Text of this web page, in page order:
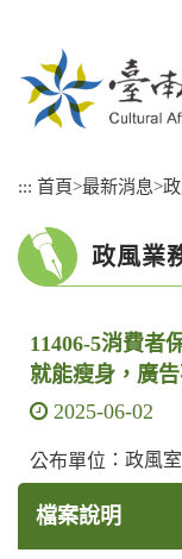
::: 首頁>最新消息>
政風業
11406-5消費者
就能瘦身，廣告
2025-06-02
公布單位 ：政風室
檔案說明